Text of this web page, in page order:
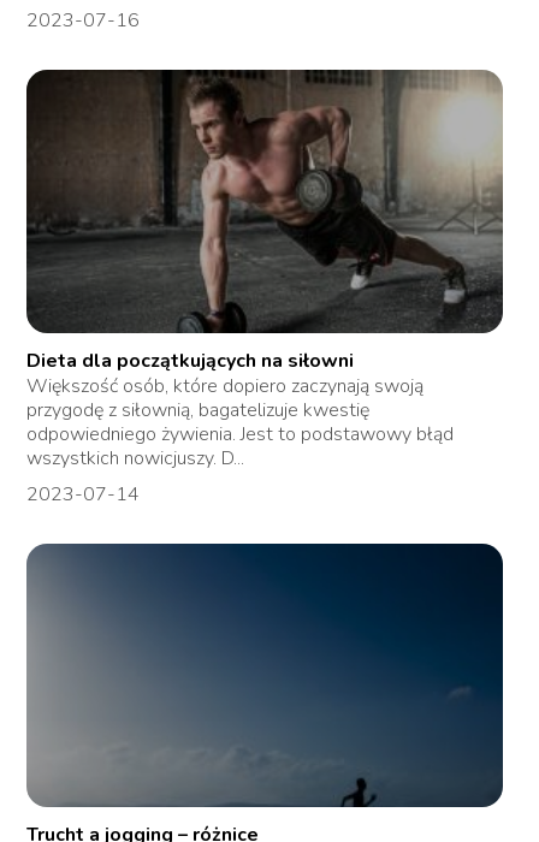
2023-07-16
Dieta dla początkujących na siłowni
Większość osób, które dopiero zaczynają swoją
przygodę z siłownią, bagatelizuje kwestię
odpowiedniego żywienia. Jest to podstawowy błąd
wszystkich nowicjuszy. D...
2023-07-14
Trucht a jogging – różnice